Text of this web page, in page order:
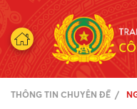
THÔNG TIN CHUYÊN ĐỀ